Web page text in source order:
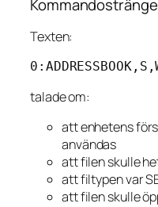
Texten:
talade om:
att enhetens
användas
att filen skulle
att filtypen var
att filen skulle